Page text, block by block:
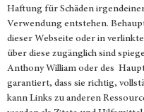
Haftung für Schäden
Verwendung entstehen.
dieser Webseite oder in
über diese zugänglich sind
Anthony William oder des
garantiert, dass sie richtig,
kann Links zu anderen